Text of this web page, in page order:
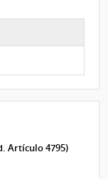
Artículo 4795)